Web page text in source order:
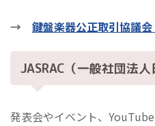
→ 鍵盤楽器公正取引協議
JASRAC（一般社団法人
発表会やイベント、